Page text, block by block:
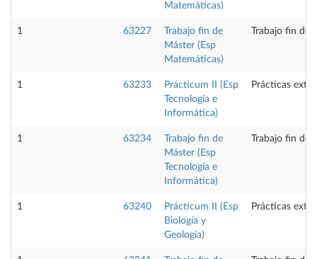
Matemáticas)
1 63227
Trabajo fin de
Máster (Esp
Matemáticas)
Trabajo fin de
1 63233
Prácticum II (Esp
Tecnología e
Informática)
Prácticas
1 63234
Trabajo fin de
Máster (Esp
Tecnología e
Informática)
Trabajo fin de
1 63240
Prácticum II (Esp
Biología y
Geología)
Prácticas